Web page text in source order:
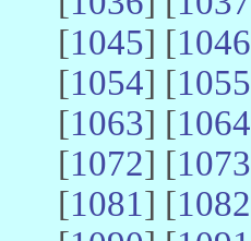
[1045] [1046
[1054] [1055
[1063] [1064
[1072] [1073
[1081] [1082